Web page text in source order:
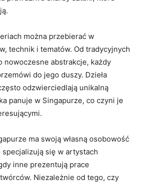
można ⁢przebierać​ w⁣
technik i⁤ tematów. Od tradycyjnych
nowoczesne abstrakcje, każdy
do​ jego duszy. ⁤Dzieła
odzwierciedlają unikalną
panuje w Singapurze, co czyni je
ma swoją własną osobowość
się ⁤w artystach
inne prezentują‌ prace⁣
Niezależnie od tego, czy